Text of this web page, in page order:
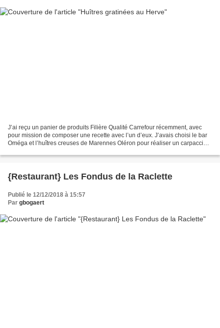
J’ai reçu un panier de produits Filière Qualité Carrefour récemment, avec
pour mission de composer une recette avec l’un d’eux. J’avais choisi le bar
Oméga et l’huîtres creuses de Marennes Oléron pour réaliser un carpaccio
{Restaurant} Les Fondus de la Raclette
Publié le 12/12/2018 à 15:57
Par gbogaert